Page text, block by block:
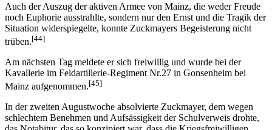
Auch der Auszug der aktiven Armee von Mainz, die weder Freude
noch Euphorie ausstrahlte, sondern nur den Ernst und die Tragik der
Situation widerspiegelte, konnte Zuckmayers Begeisterung nicht
trüben.[44]
Am nächsten Tag meldete er sich freiwillig und wurde bei der
Kavallerie im Feldartillerie-Regiment Nr.27 in Gonsenheim bei
Mainz aufgenommen.[45]
In der zweiten Augustwoche absolvierte Zuckmayer, dem wegen
schlechtem Benehmen und Aufsässigkeit der Schulverweis drohte,